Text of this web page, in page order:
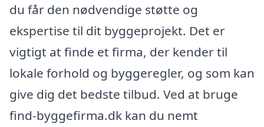
du får den nødvendige støtte og
ekspertise til dit byggeprojekt. Det er
vigtigt at finde et firma, der kender til
lokale forhold og byggeregler, og som kan
give dig det bedste tilbud. Ved at bruge
find-byggefirma.dk kan du nemt